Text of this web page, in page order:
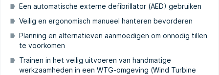
Een automatische externe defibrillator (AED) gebruiken
Veilig en ergonomisch manueel hanteren bevorderen
Planning en alternatieven aanmoedigen om onnodig tillen
te voorkomen
Trainen in het veilig uitvoeren van handmatige
werkzaamheden in een WTG-omgeving (Wind Turbine